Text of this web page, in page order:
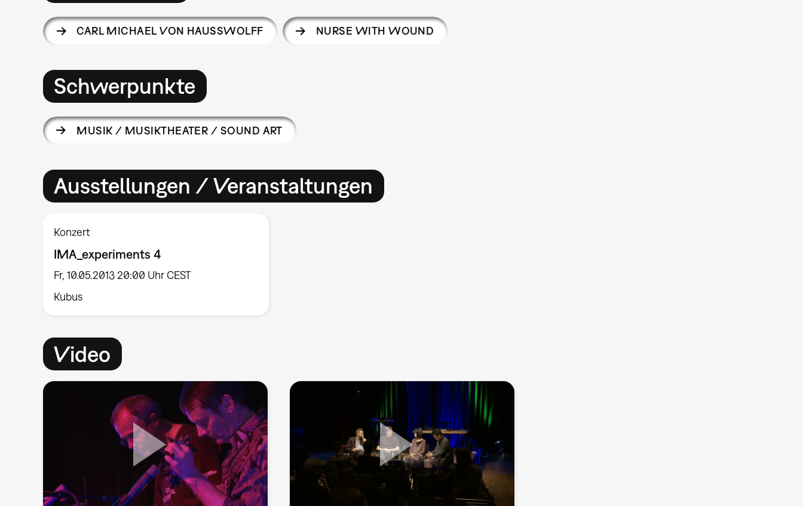
CARL MICHAEL VON HAUSSWOLFF NURSE WITH WOUND
Schwerpunkte
MUSIK / MUSIKTHEATER / SOUND ART
Ausstellungen / Veranstaltungen
Konzert
IMA_experiments 4
Fr, 10.05.2013 20:00 Uhr CEST
Kubus
Video